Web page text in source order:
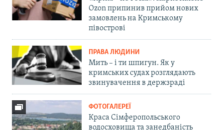
Ozon припинив прийом нових
замовлень на Кримському
півострові
ПРАВА ЛЮДИНИ
Мить – і ти шпигун. Як у
кримських судах розглядають
звинувачення в держзраді
ФОТОГАЛЕРЕЇ
Краса Сімферопольського
водосховища та занедбаність